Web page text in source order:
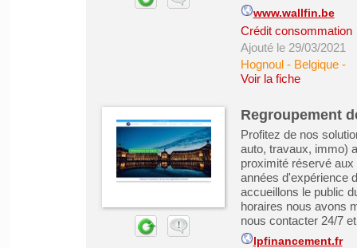
www.wallfin.be
Crédit consommation
Ajouté le 29/03/2021
Hognoul - Belgique-
Voir la fiche
Regroupement
Profitez de nos
auto, travaux, immo)
proximité réservé
années d'expérience
accueillons le public
horaires nous avons
nous contacter 24/7
lpfinancement.fr